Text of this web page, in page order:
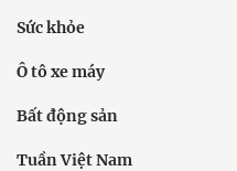
Sức khỏe
Ô tô xe máy
Bất động sản
Tuần Việt Nam